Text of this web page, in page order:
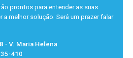
prontos para entender as suas
a melhor solução. Será um prazer falar
- V. Maria Helena
410